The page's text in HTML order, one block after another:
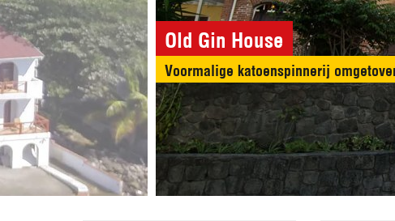
Old Gin House
Voormalige katoenspinnerij